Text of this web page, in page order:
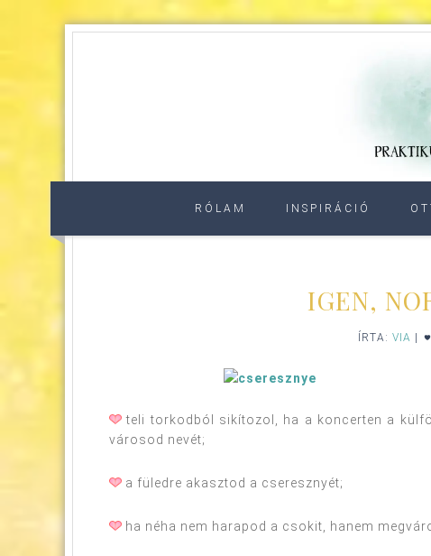
RÓLAM INSPIRÁCIÓ
IGEN,
ÍRTA: VIA
teli torkodból sikítozol, ha a koncerten a
városod nevét;
a füledre akasztod a cseresznyét;
ha néha nem harapod a csokit, hanem